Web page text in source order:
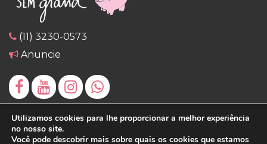
(11) 3230-0573
Anuncie
Utilizamos cookies para lhe proporcionar a melhor experiência
no nosso site.
Você pode descobrir mais sobre quais os cookies que estamos